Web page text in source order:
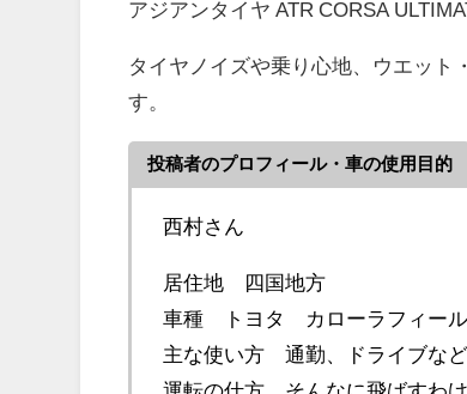
アジアンタイヤ ATR CORSA
タイヤノイズや乗り心地、ウエット
す。
投稿者のプロフィール・車の使用目的
西村さん
居住地 四国地方
車種 トヨタ カローラフィー
主な使い方 通勤、ドライブなど
運転の仕方 そんなに飛ばすわ